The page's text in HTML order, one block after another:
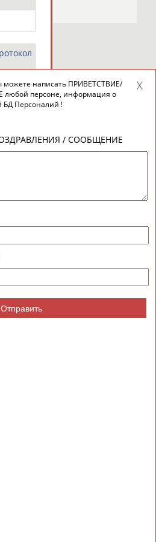
можете написать ПРИВЕТСТВИЕ/
персоне, информация о
БД Персоналий !
/ СООБЩЕНИЕ
Отправить